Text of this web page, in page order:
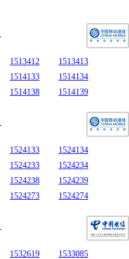
1513412
1513413
1514133
1514134
1514138 1514139
1524133
1524134
1524233
1524234
1524238
1524239
1524273 1524274
1532619
1533085